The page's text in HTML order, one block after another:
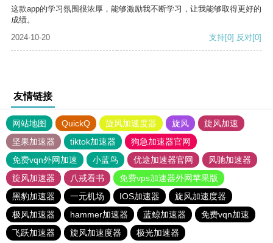
这款app的学习氛围很浓厚，能够激励我不断学习，让我能够取得更好的
成绩。
2024-10-20
支持[0] 反对[0]
友情链接
网站地图 QuickQ 旋风加速度器 旋风
旋风加速
坚果加速器
tiktok加速器
狗急加速器官网
免费vqn外网加速
小蓝鸟 优途加速器官网
风驰加速器
旋风加速器
八戒看书
免费vps加速器外网苹果版
黑豹加速器
一元机场 IOS加速器
旋风加速度器
极风加速器
hammer加速器 蓝鲸加速器
免费vqn加速
飞跃加速器
旋风加速度器
极光加速器